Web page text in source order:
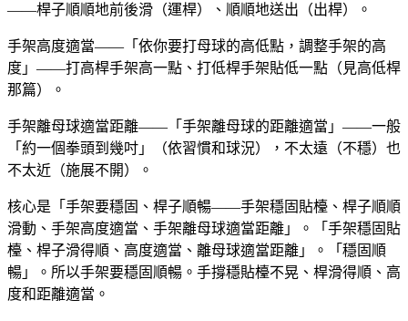
——桿子順順地前後滑（運桿）、順順地送出（出桿）。
手架高度適當——「依你要打母球的高低點，調整手架的高
度」——打高桿手架高一點、打低桿手架貼低一點（見高低桿
那篇）。
手架離母球適當距離——「手架離母球的距離適當」——一般
「約一個拳頭到幾吋」（依習慣和球況），不太遠（不穩）也
不太近（施展不開）。
核心是「手架要穩固、桿子順暢——手架穩固貼檯、桿子順順
滑動、手架高度適當、手架離母球適當距離」。「手架穩固貼
檯、桿子滑得順、高度適當、離母球適當距離」。「穩固順
暢」。所以手架要穩固順暢。手撐穩貼檯不晃、桿滑得順、高
度和距離適當。